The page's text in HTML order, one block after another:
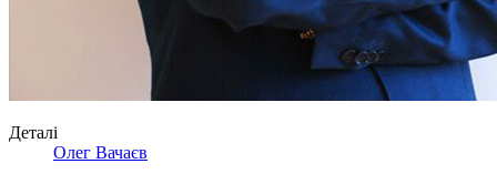
Деталі
Олег Вачаєв